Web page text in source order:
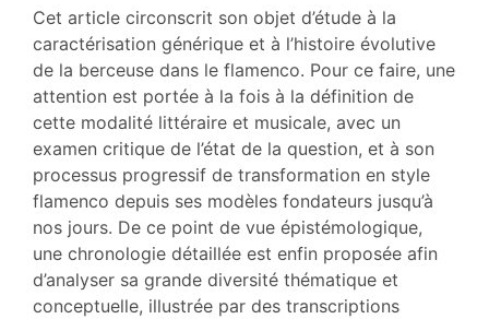
Texte
Bibliographie
Notes
Document annexe
Illustrations
Citer cet article
Auteurs
Cet article circonscrit son objet d’étude à la
caractérisation générique et à l’histoire évolutive
de la berceuse dans le flamenco. Pour ce faire, une
attention est portée à la fois à la définition de
cette modalité littéraire et musicale, avec un
examen critique de l’état de la question, et à son
processus progressif de transformation en style
flamenco depuis ses modèles fondateurs jusqu’à
nos jours. De ce point de vue épistémologique,
une chronologie détaillée est enfin proposée afin
d’analyser sa grande diversité thématique et
conceptuelle, illustrée par des transcriptions